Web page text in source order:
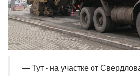
— Тут - на участке от